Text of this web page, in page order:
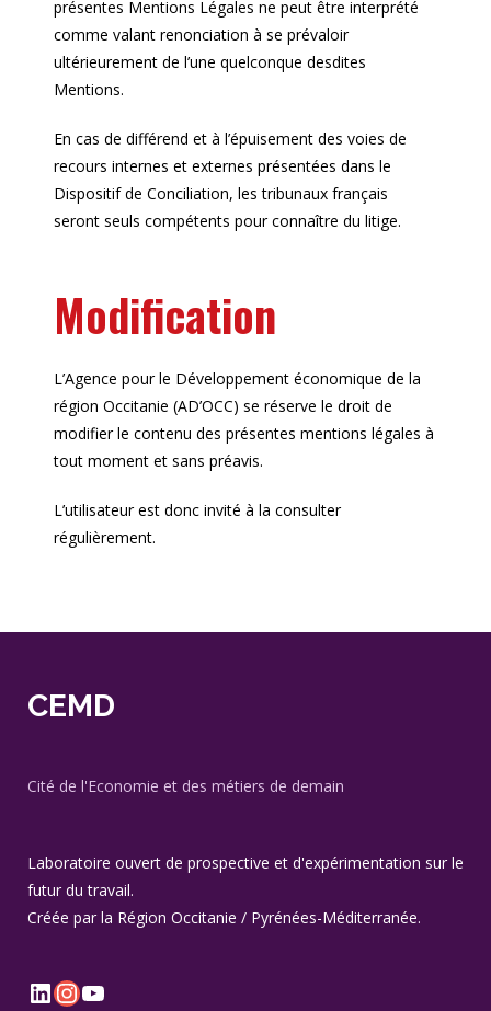
présentes Mentions Légales ne peut être interprété
comme valant renonciation à se prévaloir
ultérieurement de l’une quelconque desdites
Mentions.
En cas de différend et à l’épuisement des voies de
recours internes et externes présentées dans le
Dispositif de Conciliation, les tribunaux français
seront seuls compétents pour connaître du litige.
Modification
L’Agence pour le Développement économique de la
région Occitanie (AD’OCC) se réserve le droit de
modifier le contenu des présentes mentions légales à
tout moment et sans préavis.
L’utilisateur est donc invité à la consulter
régulièrement.
CEMD
Cité de l'Economie et des métiers de demain
Laboratoire ouvert de prospective et d'expérimentation sur le
futur du travail.
Créée par la Région Occitanie / Pyrénées-Méditerranée.
LinkedIn
Instagram
YouTube